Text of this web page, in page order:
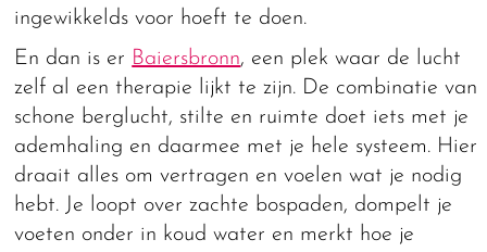
ingewikkelds voor hoeft te doen.
En dan is er Baiersbronn, een plek waar de lucht
zelf al een therapie lijkt te zijn. De combinatie van
schone berglucht, stilte en ruimte doet iets met je
ademhaling en daarmee met je hele systeem. Hier
draait alles om vertragen en voelen wat je nodig
hebt. Je loopt over zachte bospaden, dompelt je
voeten onder in koud water en merkt hoe je